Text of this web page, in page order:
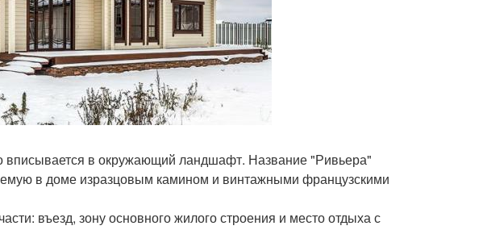
в окружающий ландшафт. Название "Ривьера"
в доме изразцовым камином и винтажными французскими
въезд, зону основного жилого строения и место отдыха с